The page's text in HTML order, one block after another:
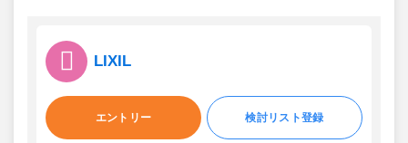
LIXIL
エントリー 検討リスト登録